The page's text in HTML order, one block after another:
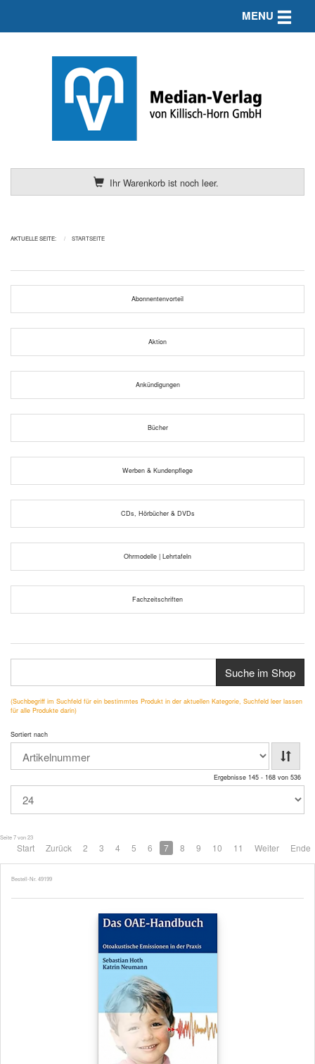
Ihr Warenkorb ist noch leer.
MENU Toggle
AKTUELLE SEITE: STARTSEITE
Abonnentenvorteil
Aktion
Ankündigungen
Bücher
Werben & Kundenpflege
CDs, Hörbücher & DVDs
Ohrmodelle | Lehrtafeln
Fachzeitschriften
Suche im Shop
(Suchbegriff im Suchfeld für ein bestimmtes Produkt in der aktuellen Kategorie, Suchfeld leer lassen
für alle Produkte darin)
Sortiert nach
Ergebnisse 145 - 168 von 536
Seite 7 von 23
Start Zurück 2 3 4 5 6 7 8 9 10 11 Weiter Ende
Bestell-Nr. 49199